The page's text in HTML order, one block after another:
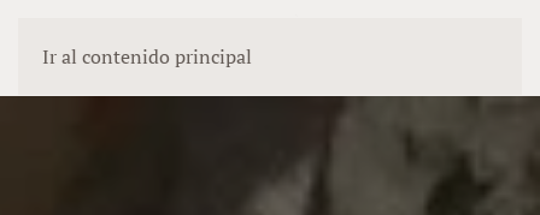
Ir al contenido principal